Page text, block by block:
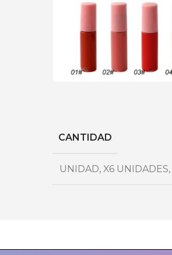
CANTIDAD
UNIDAD, X6 UNIDADES,